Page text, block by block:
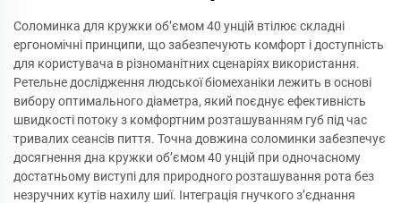
Соломинка для кружки об’ємом 40 унцій втілює складні
ергономічні принципи, що забезпечують комфорт і доступність
для користувача в різноманітних сценаріях використання.
Ретельне дослідження людської біомеханіки лежить в основі
вибору оптимального діаметра, який поєднує ефективність
швидкості потоку з комфортним розташуванням губ під час
тривалих сеансів пиття. Точна довжина соломинки забезпечує
досягнення дна кружки об’ємом 40 унцій при одночасному
достатньому виступі для природного розташування рота без
незручних кутів нахилу шиї. Інтеграція гнучкого з’єднання